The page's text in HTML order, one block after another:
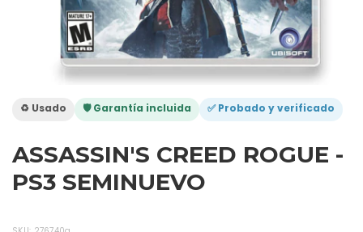
♻️ Usado 🛡️ Garantía incluida ✅ Probado y verificado
ASSASSIN'S CREED ROGUE -
PS3 SEMINUEVO